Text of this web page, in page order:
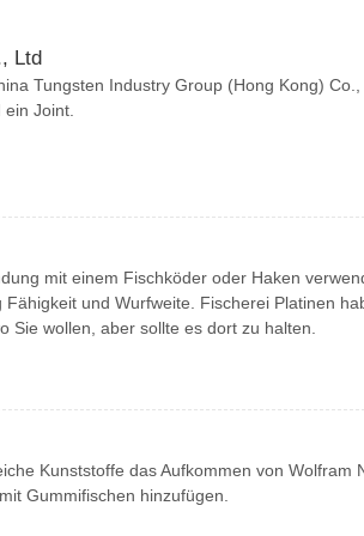
Ltd
Tungsten Industry Group (Hong Kong) Co.,
ein Joint.
mit einem Fischköder oder Haken
und Wurfweite. Fischerei Platinen
Sie wollen, aber sollte es dort zu halten.
Kunststoffe das Aufkommen von Wolfram
Gummifischen hinzufügen.